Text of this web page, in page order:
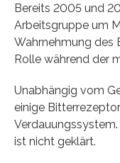
Bereits 2005 und
Arbeitsgruppe um
Wahrnehmung des
Rolle während der
Unabhängig vom
einige
Verdauungssystem.
ist nicht geklärt.